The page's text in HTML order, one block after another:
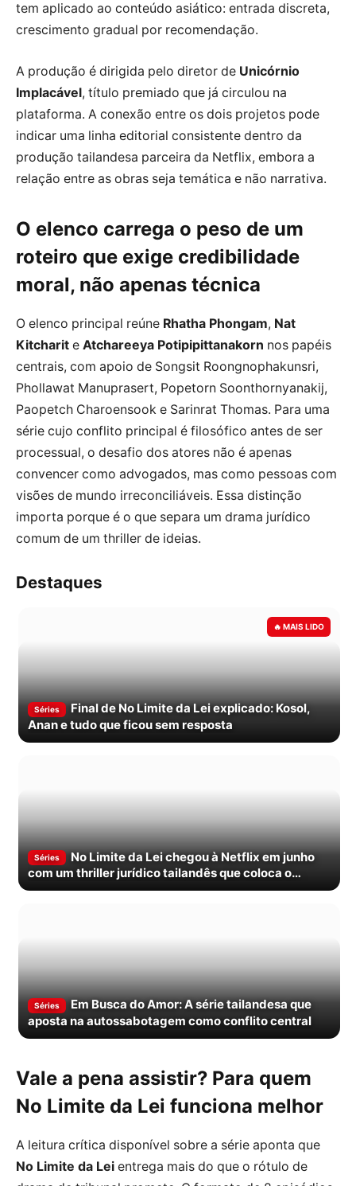
tem aplicado ao conteúdo asiático: entrada discreta,
crescimento gradual por recomendação.
A produção é dirigida pelo diretor de Unicórnio
Implacável, título premiado que já circulou na
plataforma. A conexão entre os dois projetos pode
indicar uma linha editorial consistente dentro da
produção tailandesa parceira da Netflix, embora a
relação entre as obras seja temática e não narrativa.
O elenco carrega o peso de um
roteiro que exige credibilidade
moral, não apenas técnica
O elenco principal reúne Rhatha Phongam, Nat
Kitcharit e Atchareeya Potipipittanakorn nos papéis
centrais, com apoio de Songsit Roongnophakunsri,
Phollawat Manuprasert, Popetorn Soonthornyanakij,
Paopetch Charoensook e Sarinrat Thomas. Para uma
série cujo conflito principal é filosófico antes de ser
processual, o desafio dos atores não é apenas
convencer como advogados, mas como pessoas com
visões de mundo irreconciliáveis. Essa distinção
importa porque é o que separa um drama jurídico
comum de um thriller de ideias.
Destaques
Séries
Final de No Limite da Lei explicado: Kosol,
Anan e tudo que ficou sem resposta
Séries
No Limite da Lei chegou à Netflix em junho
com um thriller jurídico tailandês que coloca o
sistema no banco dos réus
Séries
Em Busca do Amor: A série tailandesa que
aposta na autossabotagem como conflito central
Vale a pena assistir? Para quem
No Limite da Lei funciona melhor
A leitura crítica disponível sobre a série aponta que
No Limite da Lei entrega mais do que o rótulo de